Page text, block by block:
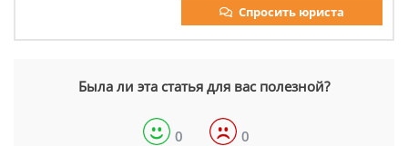
Спросить юриста
Была ли эта статья для вас полезной?
0 0